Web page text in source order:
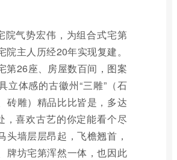
院气势宏伟，为组合式宅第
院主人历经20年实现复建。
第26座、房屋数百间，图案
立体感的古徽州“三雕”（石
砖雕）精品比比皆是，多达
，喜欢古艺的你定能看个尽
头墙层层昂起，飞檐翘首，
牌坊宅第浑然一体，也因此